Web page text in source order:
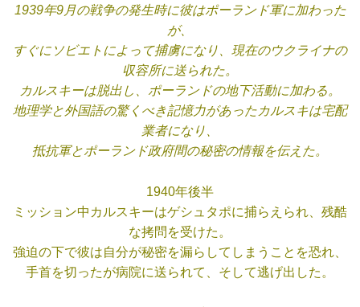
1939年9月の戦争の発生時に彼はポーランド軍に加わった
が、
すぐにソビエトによって捕虜になり、現在のウクライナの
収容所に送られた。
カルスキーは脱出し、ポーランドの地下活動に加わる。
地理学と外国語の驚くべき記憶力があったカルスキは宅配
業者になり、
抵抗軍とポーランド政府間の秘密の情報を伝えた。
1940年後半
ミッション中カルスキーはゲシュタポに捕らえられ、残酷
な拷問を受けた。
強迫の下で彼は自分が秘密を漏らしてしまうことを恐れ、
手首を切ったが病院に送られて、そして逃げ出した。